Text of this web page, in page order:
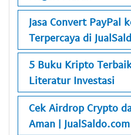
Jasa Convert PayPal
Terpercaya di
5 Buku Kripto
Literatur Investasi
Cek Airdrop Crypto
Aman | JualSaldo.com